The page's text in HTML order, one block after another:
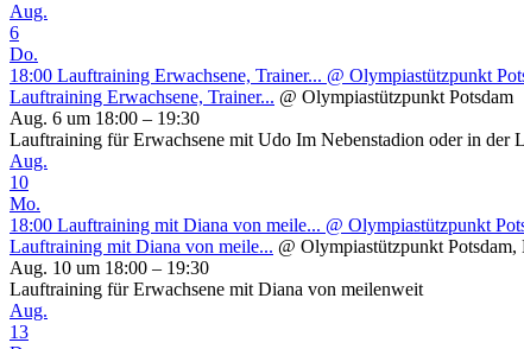
Aug.
6
Do.
18:00 Lauftraining Erwachsene, Trainer... @ Olympiastützpunkt
Lauftraining Erwachsene, Trainer... @ Olympiastützpunkt Potsdam
Aug. 6 um 18:00 – 19:30
Lauftraining für Erwachsene mit Udo Im Nebenstadion oder in
Aug.
10
Mo.
18:00 Lauftraining mit Diana von meile... @ Olympiastützpunkt
Lauftraining mit Diana von meile... @ Olympiastützpunkt
Aug. 10 um 18:00 – 19:30
Lauftraining für Erwachsene mit Diana von meilenweit
Aug.
13